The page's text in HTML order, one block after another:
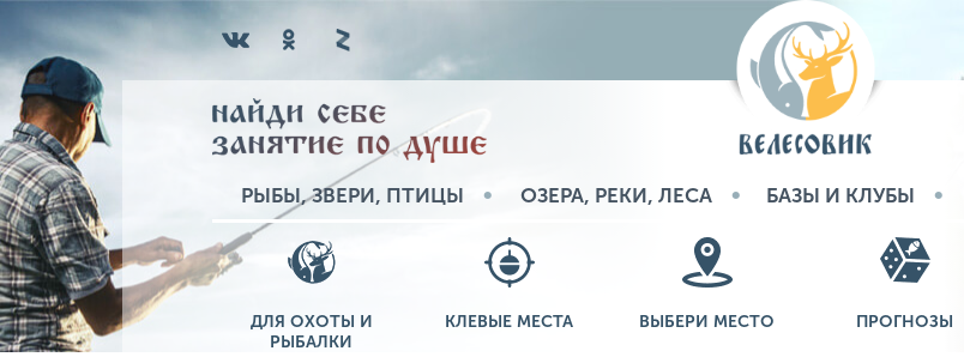
РЫБЫ, ЗВЕРИ, ПТИЦЫ ОЗЕРА, РЕКИ, ЛЕСА БАЗЫ И КЛУБЫ
ДЛЯ ОХОТЫ И
РЫБАЛКИ
КЛЕВЫЕ МЕСТА ВЫБЕРИ МЕСТО ПРОГНОЗЫ